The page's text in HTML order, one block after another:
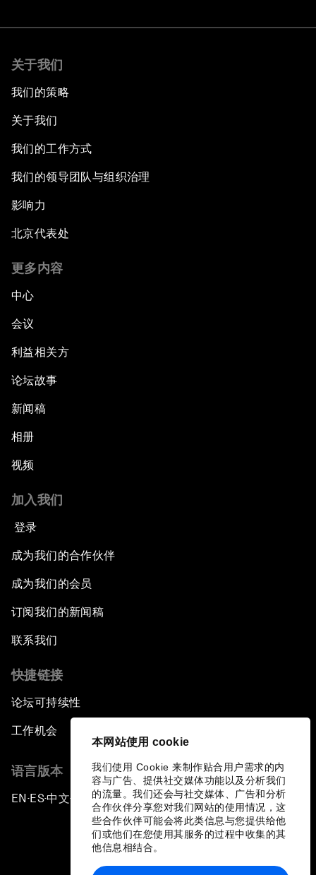
本网站使用 cookie
我们使用 Cookie 来制作贴合用户需求的内
容与广告、提供社交媒体功能以及分析我们
的流量。我们还会与社交媒体、广告和分析
合作伙伴分享您对我们网站的使用情况，这
些合作伙伴可能会将此类信息与您提供给他
们或他们在您使用其服务的过程中收集的其
他信息相结合。
关于我们
我们的策略
关于我们
我们的工作方式
我们的领导团队与组织治理
影响力
北京代表处
更多内容
中心
会议
利益相关方
论坛故事
新闻稿
相册
视频
加入我们
登录
成为我们的合作伙伴
成为我们的会员
订阅我们的新闻稿
联系我们
快捷链接
论坛可持续性
工作机会
语言版本
EN ▪ ES▪中文▪ 日本語